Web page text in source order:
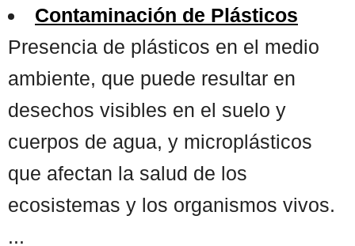
Contaminación de Plásticos
Presencia de plásticos en el medio
ambiente, que puede resultar en
desechos visibles en el suelo y
cuerpos de agua, y microplásticos
que afectan la salud de los
ecosistemas y los organismos vivos.
...